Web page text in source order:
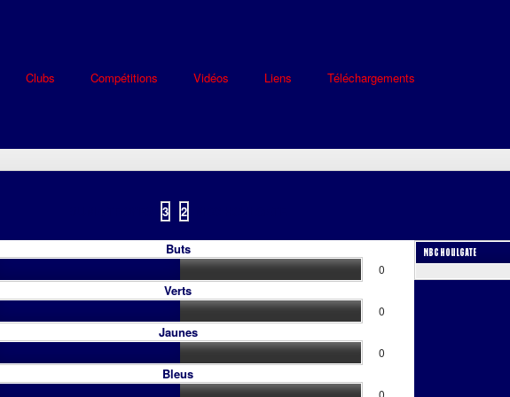
Clubs Compétitions Vidéos Liens Téléchargements
3 2
MBC HOULGATE
Buts
0
Verts
0
Jaunes
0
Bleus
0